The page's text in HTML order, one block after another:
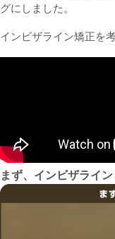
グにしました。
インビザライン矯正を
まず、インビザライン